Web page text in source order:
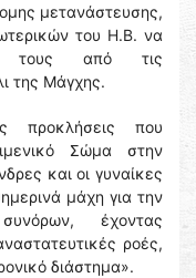
μετανάστευσης,
του Η.Β. να
τους από τις
της Μάγχης.
προκλήσεις που
Σώμα στην
και οι γυναίκες
μάχη για την
έχοντας
ροές,
διάστημα».